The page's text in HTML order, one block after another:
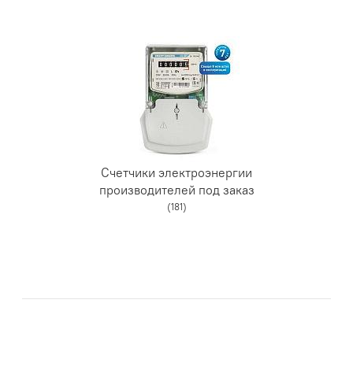
Счетчики электроэнергии
производителей под заказ
(181)